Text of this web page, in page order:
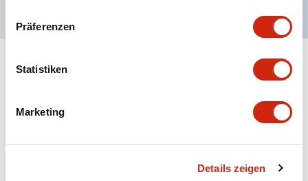
Präferenzen
Statistiken
Marketing
Details zeigen
Dokumente und Dateien